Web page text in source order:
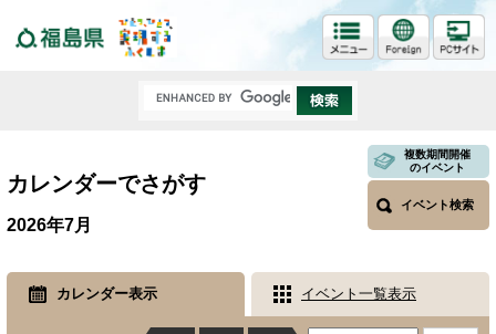
カレンダーでさがす
複数期間開催
のイベント
イベント検索
2026年7月
カレンダー表示 イベント一覧表示